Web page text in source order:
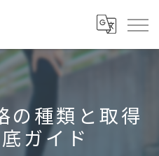
の種類と取得
ガイド